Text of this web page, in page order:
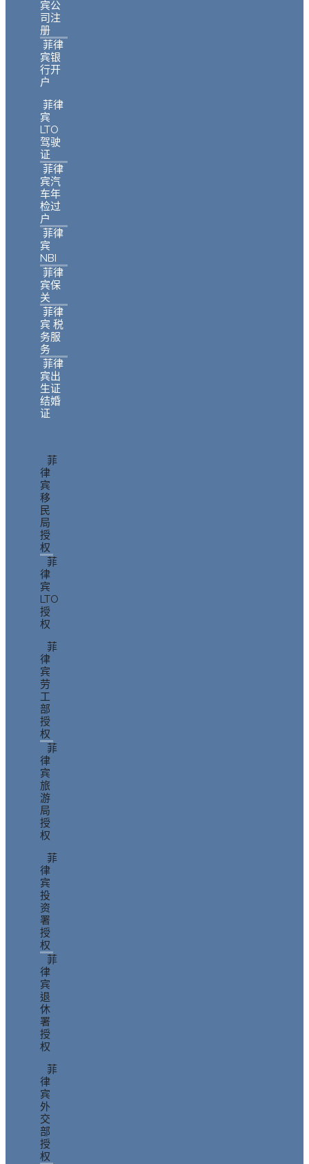
宾公
司注
册
菲律
宾银
行开
户
菲律
宾
LTO
驾驶
证
菲律
宾汽
车年
检过
户
菲律
宾
NBI
菲律
宾保
关
菲律
宾 税
务服
务
菲律
宾出
生证
结婚
证
菲
律
宾
移
民
局
授
权
菲
律
宾
LTO
授
权
菲
律
宾
劳
工
部
授
权
菲
律
宾
旅
游
局
授
权
菲
律
宾
投
资
署
授
权
菲
律
宾
退
休
署
授
权
菲
律
宾
外
交
部
授
权